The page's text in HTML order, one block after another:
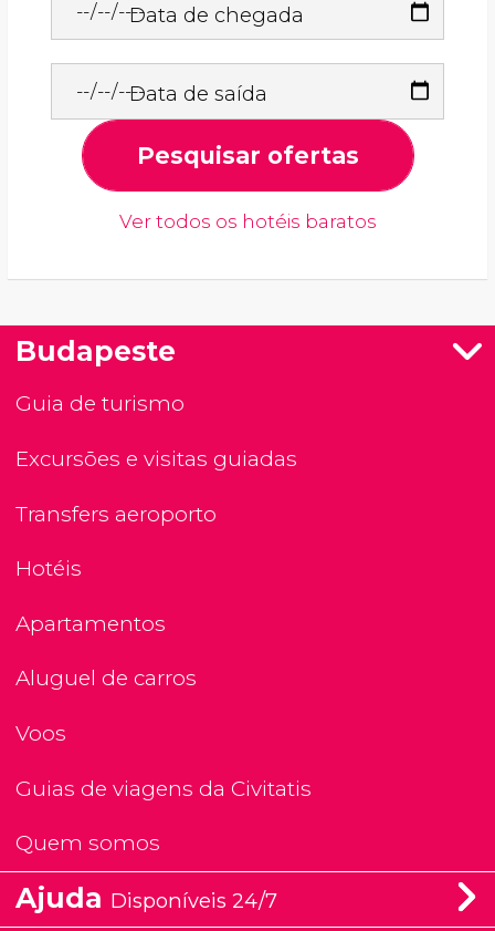
Data de chegada
Data de saída
Pesquisar ofertas
Ver todos os hotéis baratos
Budapeste
Guia de turismo
Excursões e visitas guiadas
Transfers aeroporto
Hotéis
Apartamentos
Aluguel de carros
Voos
Guias de viagens da Civitatis
Quem somos
Ajuda Disponíveis 24/7